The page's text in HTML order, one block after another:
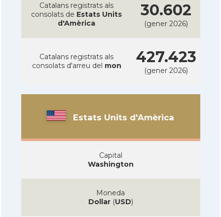
Catalans registrats als
consolats de Estats Units
d'Amèrica
30.602
(gener 2026)
Catalans registrats als
consolats d'arreu del mon 427.423
(gener 2026)
Estats Units d'Amèrica
Capital
Washington
Moneda
Dollar(USD)